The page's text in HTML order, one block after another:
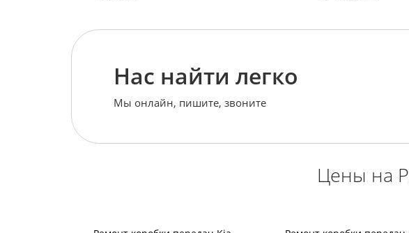
Нас найти легко
Мы онлайн, пишите, звоните
Цены на